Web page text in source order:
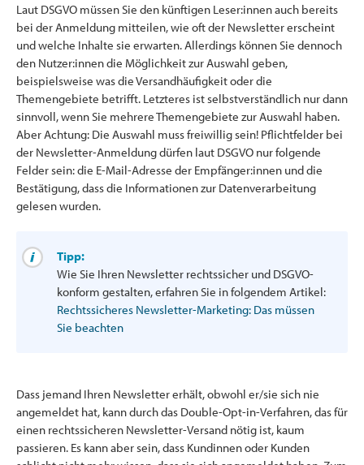
Laut DSGVO müssen Sie den künftigen Leser:innen auch bereits
bei der Anmeldung mitteilen, wie oft der Newsletter erscheint
und welche Inhalte sie erwarten. Allerdings können Sie dennoch
den Nutzer:innen die Möglichkeit zur Auswahl geben,
beispielsweise was die Versandhäufigkeit oder die
Themengebiete betrifft. Letzteres ist selbstverständlich nur dann
sinnvoll, wenn Sie mehrere Themengebiete zur Auswahl haben.
Aber Achtung: Die Auswahl muss freiwillig sein! Pflichtfelder bei
der Newsletter-Anmeldung dürfen laut DSGVO nur folgende
Felder sein: die E-Mail-Adresse der Empfänger:innen und die
Bestätigung, dass die Informationen zur Datenverarbeitung
gelesen wurden.
Tipp:
Wie Sie Ihren Newsletter rechtssicher und DSGVO-
konform gestalten, erfahren Sie in folgendem Artikel:
Rechtssicheres Newsletter-Marketing: Das müssen
Sie beachten
Dass jemand Ihren Newsletter erhält, obwohl er/sie sich nie
angemeldet hat, kann durch das Double-Opt-in-Verfahren, das für
einen rechtssicheren Newsletter-Versand nötig ist, kaum
passieren. Es kann aber sein, dass Kundinnen oder Kunden